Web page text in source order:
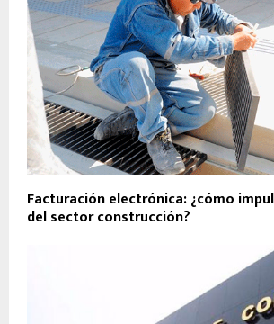
Facturación electrónica: ¿cómo
del sector construcción?